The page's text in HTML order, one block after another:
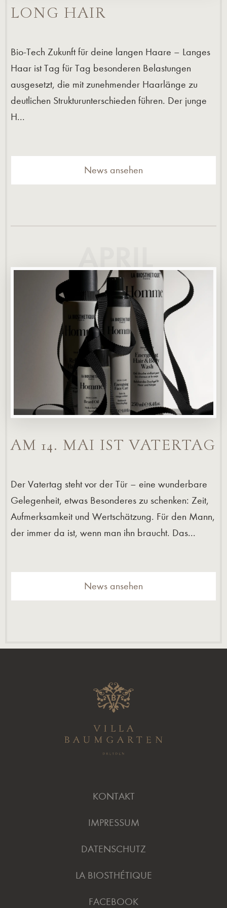
LONG HAIR
Bio-Tech Zukunft für deine langen Haare – Langes
Haar ist Tag für Tag besonderen Belastungen
ausgesetzt, die mit zunehmender Haarlänge zu
deutlichen Strukturunterschieden führen. Der junge
H...
News ansehen
APRIL
AM 14. MAI IST VATERTAG
Der Vatertag steht vor der Tür – eine wunderbare
Gelegenheit, etwas Besonderes zu schenken: Zeit,
Aufmerksamkeit und Wertschätzung. Für den Mann,
der immer da ist, wenn man ihn braucht. Das...
News ansehen
KONTAKT
IMPRESSUM
DATENSCHUTZ
LA BIOSTHÉTIQUE
FACEBOOK